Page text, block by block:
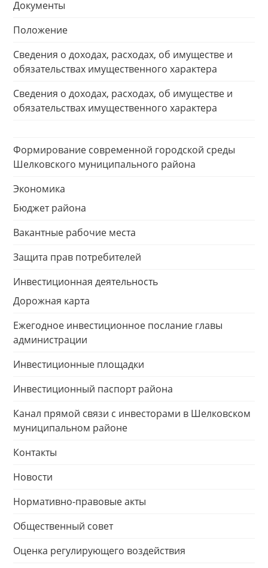
Документы
Положение
Сведения о доходах, расходах, об имуществе и
обязательствах имущественного характера
Сведения о доходах, расходах, об имуществе и
обязательствах имущественного характера
Формирование современной городской среды
Шелковского муниципального района
Экономика
Бюджет района
Вакантные рабочие места
Защита прав потребителей
Инвестиционная деятельность
Дорожная карта
Ежегодное инвестиционное послание главы
администрации
Инвестиционные площадки
Инвестиционный паспорт района
Канал прямой связи с инвесторами в Шелковском
муниципальном районе
Контакты
Новости
Нормативно-правовые акты
Общественный совет
Оценка регулирующего воздействия